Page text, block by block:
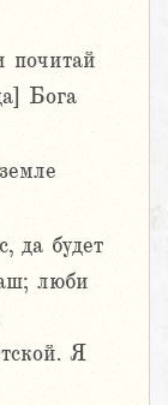
почитай
Бога
да будет
люби
Я